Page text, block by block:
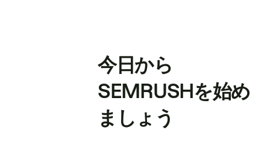
今日から
SEMRUSHを始め
ましょう